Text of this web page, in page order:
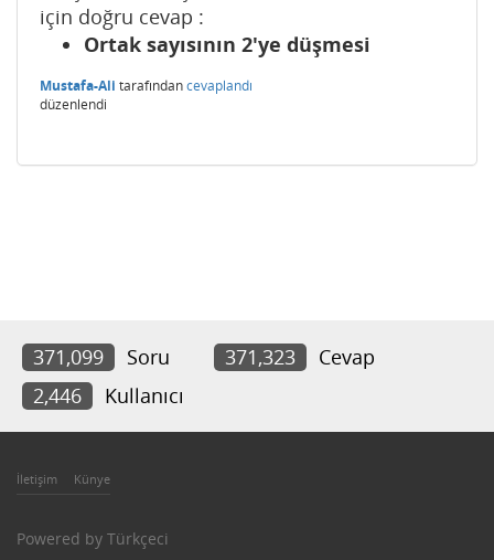
için doğru cevap :
Ortak sayısının 2'ye düşmesi
Mustafa-Ali tarafındancevaplandı
düzenlendi
371,099 Soru 371,323
Cevap
2,446
Kullanıcı
İletişim Künye
Powered by Türkçeci